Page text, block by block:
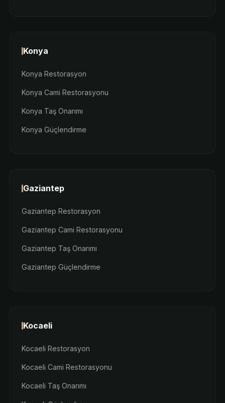
Konya
Konya Restorasyon
Konya Cami Restorasyonu
Konya Taş Onarımı
Konya Güçlendirme
Gaziantep
Gaziantep Restorasyon
Gaziantep Cami Restorasyonu
Gaziantep Taş Onarımı
Gaziantep Güçlendirme
Kocaeli
Kocaeli Restorasyon
Kocaeli Cami Restorasyonu
Kocaeli Taş Onarımı